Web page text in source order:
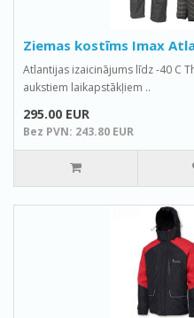
Ziemas kostīms Imax
Atlantijas izaicinājums līdz -40 C
aukstiem laikapstākļiem ..
295.00 EUR
Bez PVN: 243.80 EUR